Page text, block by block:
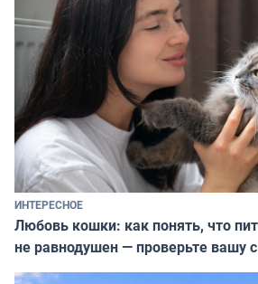
ИНТЕРЕСНОЕ
Любовь кошки: как понять, что
не равнодушен — проверьте вашу